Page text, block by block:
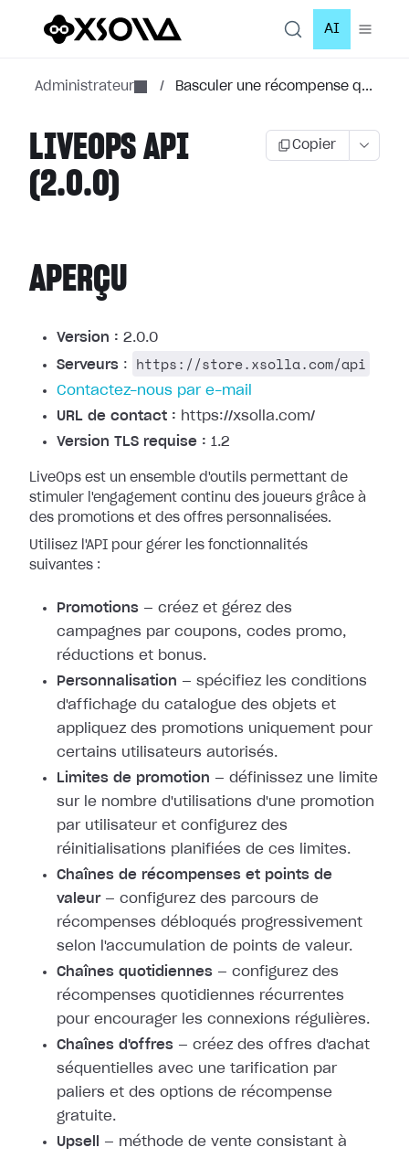
AI
Administrateur / Basculer une récompense q...
LIVEOPS API
(2.0.0)
Copier
APERÇU
Version : 2.0.0
Serveurs : https://store.xsolla.com/api
Contactez-nous par e-mail
URL de contact : https://xsolla.com/
Version TLS requise : 1.2
LiveOps est un ensemble d'outils permettant de
stimuler l'engagement continu des joueurs grâce à
des promotions et des offres personnalisées.
Utilisez l'API pour gérer les fonctionnalités
suivantes :
Promotions — créez et gérez des
campagnes par coupons, codes promo,
réductions et bonus.
Personnalisation — spécifiez les conditions
d'affichage du catalogue des objets et
appliquez des promotions uniquement pour
certains utilisateurs autorisés.
Limites de promotion — définissez une limite
sur le nombre d'utilisations d'une promotion
par utilisateur et configurez des
réinitialisations planifiées de ces limites.
Chaînes de récompenses et points de
valeur— configurez des parcours de
récompenses débloqués progressivement
selon l'accumulation de points de valeur.
Chaînes quotidiennes — configurez des
récompenses quotidiennes récurrentes
pour encourager les connexions régulières.
Chaînes d'offres — créez des offres d'achat
séquentielles avec une tarification par
paliers et des options de récompense
gratuite.
Upsell
— méthode de vente consistant à